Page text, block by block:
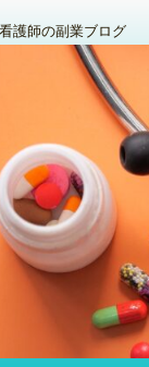
護師の副業ブログ